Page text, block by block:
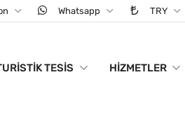
Whatsapp TRY
TESIS HIZMETLER